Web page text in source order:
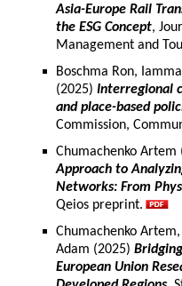
Asia-Europe Rail
the ESG Concept,
Management and
Boschma Ron,
(2025) Interregional
and place-based
Commission,
Chumachenko
Approach to
Networks: From
Qeios preprint.
Chumachenko Artem,
Adam (2025)
European Union